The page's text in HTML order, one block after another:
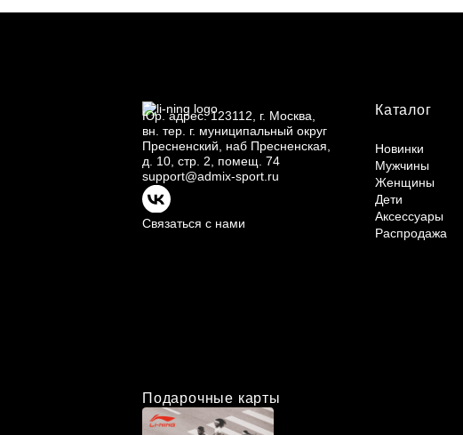
Юр. адрес: 123112, г. Москва,
вн. тер. г. муниципальный округ
Пресненский, наб Пресненская,
д. 10, стр. 2, помещ. 74
support@admix-sport.ru
Связаться с нами
Каталог
Новинки
Мужчины
Женщины
Дети
Аксессуары
Распродажа
Подарочные карты